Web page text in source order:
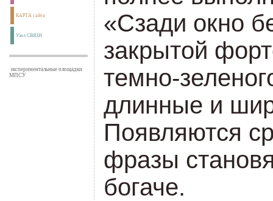
КАРТА сайта
Узел СВЯЗИ
экспериментальные площадки
МПСУ
«Сзади окно
закрытой
темно-
длинные и
Появляются
фразы
богаче.